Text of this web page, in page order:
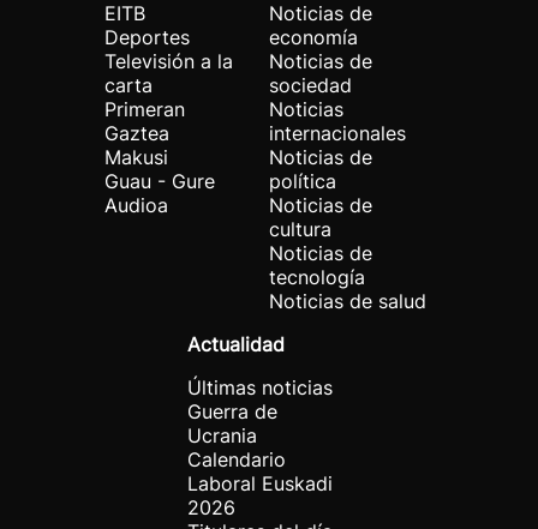
EITB
Deportes
Televisión a la
carta
Primeran
Gaztea
Makusi
Guau - Gure
Audioa
Noticias de
economía
Noticias de
sociedad
Noticias
internacionales
Noticias de
política
Noticias de
cultura
Noticias de
tecnología
Noticias de salud
Actualidad
Últimas noticias
Guerra de
Ucrania
Calendario
Laboral Euskadi
2026